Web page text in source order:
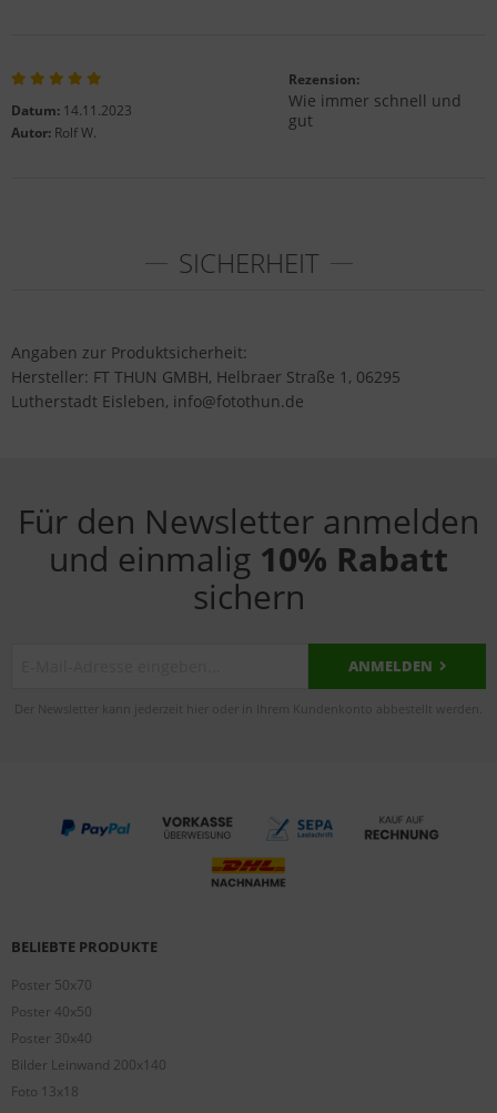
Datum: 14.11.2023
Autor: Rolf W.
Rezension:
Wie immer schnell und
gut
SICHERHEIT
Angaben zur Produktsicherheit:
Hersteller: FT THUN GMBH, Helbraer Straße 1, 06295
Lutherstadt Eisleben, info@fotothun.de
Für den Newsletter anmelden
und einmalig 10% Rabatt
sichern
ANMELDEN
Der Newsletter kann jederzeit hier oder in Ihrem Kundenkonto abbestellt werden.
BELIEBTE PRODUKTE
Poster 50x70
Poster 40x50
Poster 30x40
Bilder Leinwand 200x140
Foto 13x18